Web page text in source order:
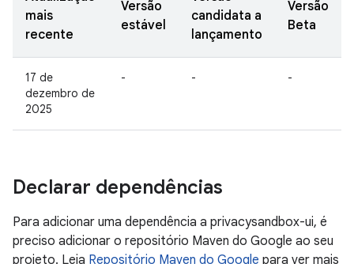
mais
recente
Versão
estável
candidata a
lançamento
Versão
Beta
17 de
dezembro de
2025
- - -
Declarar dependências
Para adicionar uma dependência a privacysandbox-ui, é
preciso adicionar o repositório Maven do Google ao seu
projeto. Leia Repositório Maven do Google para ver mais